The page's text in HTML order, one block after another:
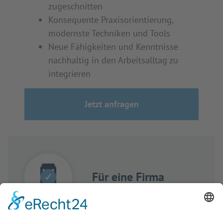
zugeschnitten
Konsequente Praxisorientierung,
modernste Techniken und Tools
Neue Fähigkeiten und Kenntnisse
nachhaltig in den Arbeitsalltag zu
integrieren
Jetzt anfragen
✓ Für eine Firma